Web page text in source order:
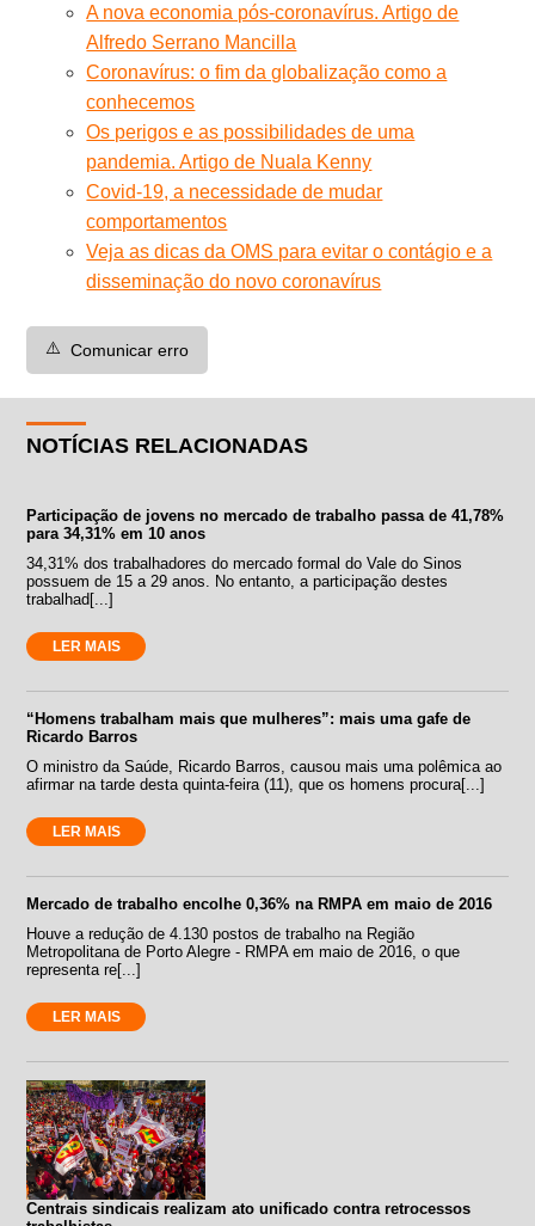
A nova economia pós-coronavírus. Artigo de
Alfredo Serrano Mancilla
Coronavírus: o fim da globalização como a
conhecemos
Os perigos e as possibilidades de uma
pandemia. Artigo de Nuala Kenny
Covid-19, a necessidade de mudar
comportamentos
Veja as dicas da OMS para evitar o contágio e a
disseminação do novo coronavírus
⚠️ Comunicar erro
NOTÍCIAS RELACIONADAS
Participação de jovens no mercado de trabalho passa de 41,78%
para 34,31% em 10 anos
34,31% dos trabalhadores do mercado formal do Vale do Sinos
possuem de 15 a 29 anos. No entanto, a participação destes
trabalhad[...]
LER MAIS
“Homens trabalham mais que mulheres”: mais uma gafe de
Ricardo Barros
O ministro da Saúde, Ricardo Barros, causou mais uma polêmica ao
afirmar na tarde desta quinta-feira (11), que os homens procura[...]
LER MAIS
Mercado de trabalho encolhe 0,36% na RMPA em maio de 2016
Houve a redução de 4.130 postos de trabalho na Região
Metropolitana de Porto Alegre - RMPA em maio de 2016, o que
representa re[...]
LER MAIS
Centrais sindicais realizam ato unificado contra retrocessos